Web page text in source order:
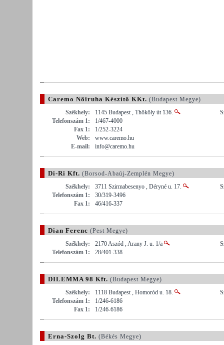
Caremo Nőiruha Készítő KKt. (Budapest Megye)
Székhely:
1145 Budapest , Thököly út 136.
Telefonszám 1:
1/467-4000
Fax 1:
1/252-3224
Web:
www.caremo.hu
E-mail:
info@caremo.hu
Di-Ri Kft. (Borsod-Abaúj-Zemplén Megye)
Székhely:
3711 Szirmabesenyo , Déryné u. 17.
Telefonszám 1:
30/319-3496
Fax 1:
46/416-337
Dian Ferenc (Pest Megye)
Székhely:
2170 Aszód , Arany J. u. 1/a
Telefonszám 1:
28/401-338
DILEMMA 98 Kft. (Budapest Megye)
Székhely:
1118 Budapest , Homoród u. 18.
Telefonszám 1:
1/246-6186
Fax 1:
1/246-6186
Erna-Szolg Bt. (Békés Megye)